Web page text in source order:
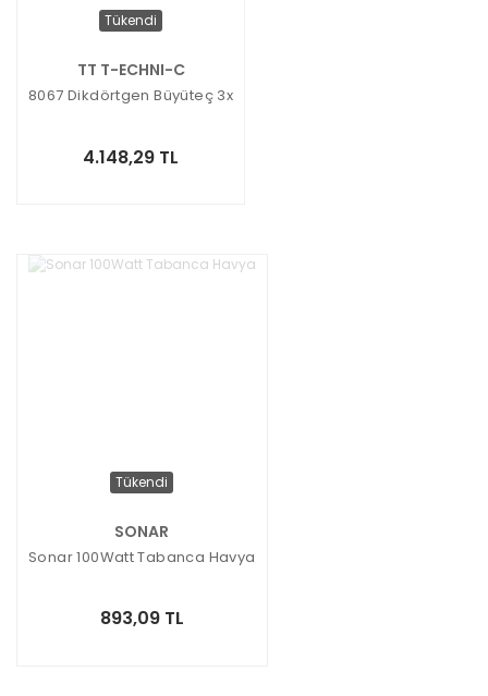
Tükendi
TT T-ECHNI-C
8067 Dikdörtgen Büyüteç 3x
4.148,29 TL
Tükendi
SONAR
Sonar 100Watt Tabanca Havya
893,09 TL